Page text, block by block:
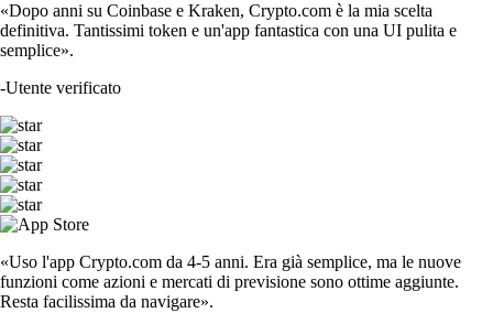
«Dopo anni su Coinbase e Kraken, Crypto.com è la mia scelta
definitiva. Tantissimi token e un'app fantastica con una UI pulita e
semplice».
-Utente verificato
«Uso l'app Crypto.com da 4-5 anni. Era già semplice, ma le nuove
funzioni come azioni e mercati di previsione sono ottime aggiunte.
Resta facilissima da navigare».